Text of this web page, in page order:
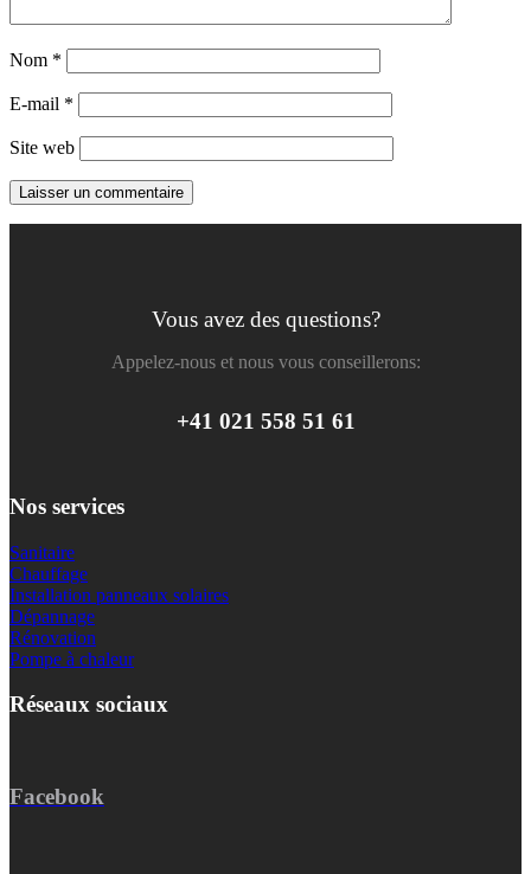
Nom *
E-mail *
Site web
Vous avez des questions?
Appelez-nous et nous vous conseillerons:
+41 021 558 51 61
Nos services
Sanitaire
Chauffage
Installation panneaux solaires
Dépannage
Rénovation
Pompe à chaleur
Réseaux sociaux
Facebook